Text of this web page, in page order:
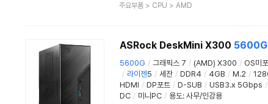
상
주요부품> CPU > AMD
ASRock DeskMini X300 5600G
5600G / 그래픽스 7 / (AMD) X300 / OS미
/ 라이젠5 / 세잔 / DDR4 / 4GB / M.2 /
HDMI / DP포트 / D-SUB / USB3.x 5Gbps /
DC / 미니PC / 용도: 사무/인강용